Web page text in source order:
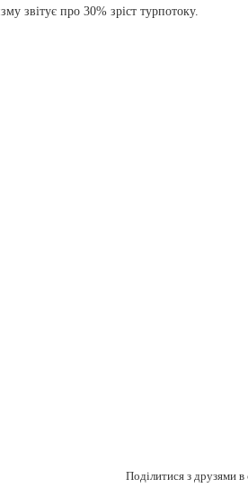
звітує про 30% зріст турпотоку.
Поділитися з друзями